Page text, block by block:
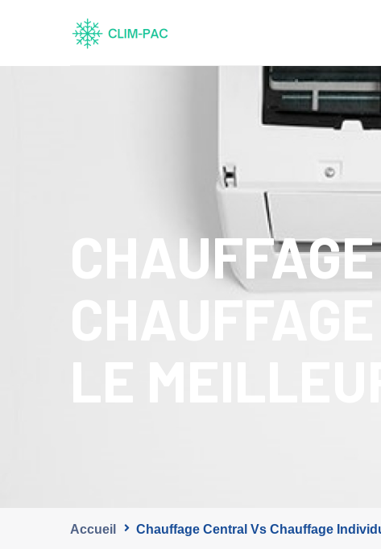
LE
Accueil Chauffage Central Vs Chauffage